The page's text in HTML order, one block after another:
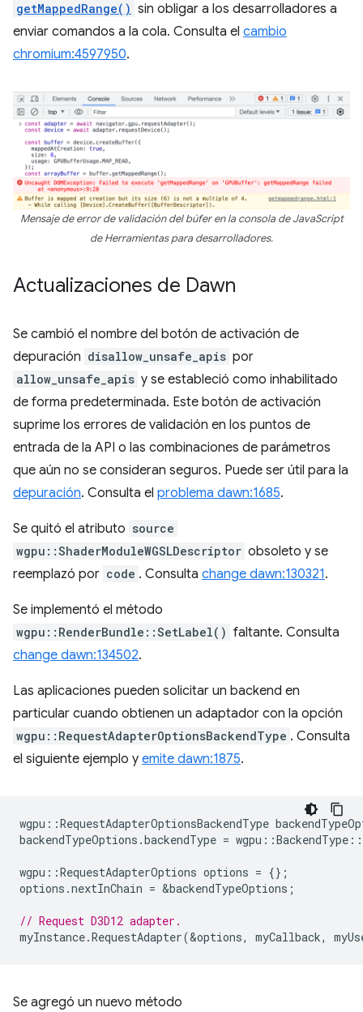
getMappedRange() sin obligar a los desarrolladores a
enviar comandos a la cola. Consulta el cambio
chromium:4597950.
Mensaje de error de validación del búfer en la consola de JavaScript
de Herramientas para desarrolladores.
Actualizaciones de Dawn
Se cambió el nombre del botón de activación de
depuración disallow_unsafe_apis por
allow_unsafe_apis y se estableció como inhabilitado
de forma predeterminada. Este botón de activación
suprime los errores de validación en los puntos de
entrada de la API o las combinaciones de parámetros
que aún no se consideran seguros. Puede ser útil para la
depuración. Consulta el problema dawn:1685.
Se quitó el atributo source
wgpu::ShaderModuleWGSLDescriptor obsoleto y se
reemplazó por code . Consulta change dawn:130321.
Se implementó el método
wgpu::RenderBundle::SetLabel() faltante. Consulta
change dawn:134502.
Las aplicaciones pueden solicitar un backend en
particular cuando obtienen un adaptador con la opción
wgpu::RequestAdapterOptionsBackendType . Consulta
el siguiente ejemplo y emite dawn:1875.
wgpu ::RequestAdapterOptionsBackendType
backendTypeOptions .backendType = wgpu ::BackendType ::
wgpu ::RequestAdapterOptions options = {};
options .nextInChain = &backendTypeOptions ;
// Request D3D12 adapter.
myInstance.RequestAdapter(&options, myCallback,
Se agregó un nuevo método